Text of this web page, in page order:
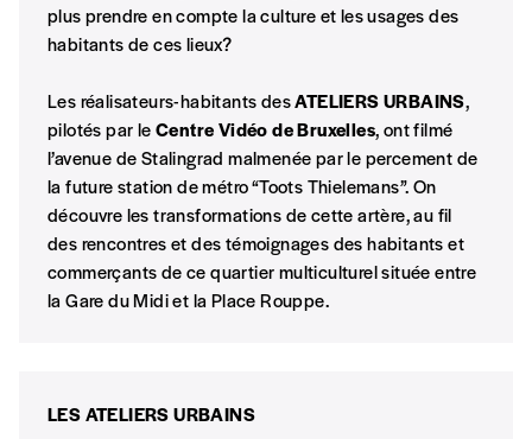
plus prendre en compte la culture et les usages des
habitants de ces lieux?
Les réalisateurs-habitants desATELIERS URBAINS,
pilotés par leCentre Vidéo de Bruxelles, ont filmé
l’avenue de Stalingrad malmenée par le percement de
la future station de métro “Toots Thielemans”. On
découvre les transformations de cette artère, au fil
des rencontres et des témoignages des habitants et
commerçants de ce quartier multiculturel située entre
la Gare du Midi et la Place Rouppe.
LES ATELIERS URBAINS